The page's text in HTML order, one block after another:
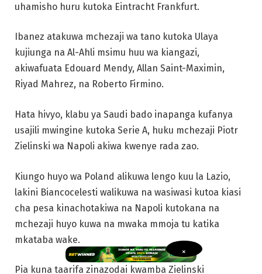
uhamisho huru kutoka Eintracht Frankfurt.
Ibanez atakuwa mchezaji wa tano kutoka Ulaya
kujiunga na Al-Ahli msimu huu wa kiangazi,
akiwafuata Edouard Mendy, Allan Saint-Maximin,
Riyad Mahrez, na Roberto Firmino.
Hata hivyo, klabu ya Saudi bado inapanga kufanya
usajili mwingine kutoka Serie A, huku mchezaji Piotr
Zielinski wa Napoli akiwa kwenye rada zao.
Kiungo huyo wa Poland alikuwa lengo kuu la Lazio,
lakini Biancocelesti walikuwa na wasiwasi kutoa kiasi
cha pesa kinachotakiwa na Napoli kutokana na
mchezaji huyo kuwa na mwaka mmoja tu katika
mkataba wake.
Pia kuna taarifa zinazodai kwamba Zielinski
×